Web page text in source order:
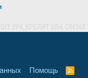
Помощь
R